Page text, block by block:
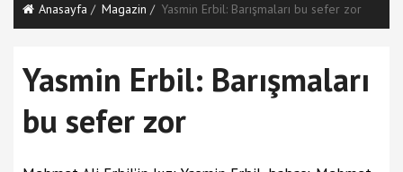
üAnasayfa Magazin Yasmin Erbil: Barışmaları bu sefer zor
Yasmin Erbil: Barışmaları
bu sefer zor